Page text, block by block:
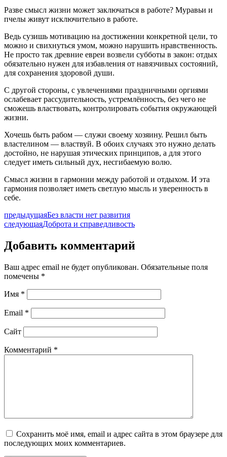
Разве смысл жизни может заключаться в работе? Муравьи и
пчелы живут исключительно в работе.
Ведь сузишь мотивацию на достижении конкретной цели, то
можно и свихнуться умом, можно нарушить нравственность.
Не просто так древние евреи возвели субботы в закон: отдых
обязательно нужен для избавления от навязчивых состояний,
для сохранения здоровой души.
С другой стороны, с увлечениями праздничными оргиями
ослабевает рассудительность, устремлённость, без чего не
сможешь властвовать, контролировать события окружающей
жизни.
Хочешь быть рабом — служи своему хозяину. Решил быть
властелином — властвуй. В обоих случаях это нужно делать
достойно, не нарушая этических принципов, а для этого
следует иметь сильный дух, несгибаемую волю.
Смысл жизни в гармонии между работой и отдыхом. И эта
гармония позволяет иметь светлую мысль и уверенность в
себе.
предыдущаяБез власти нет развития
следующаяДоброта и справедливость
Добавить комментарий
Ваш адрес email не будет опубликован. Обязательные поля
помечены *
Имя *
Email *
Сайт
Комментарий *
Сохранить моё имя, email и адрес сайта в этом браузере для
последующих моих комментариев.